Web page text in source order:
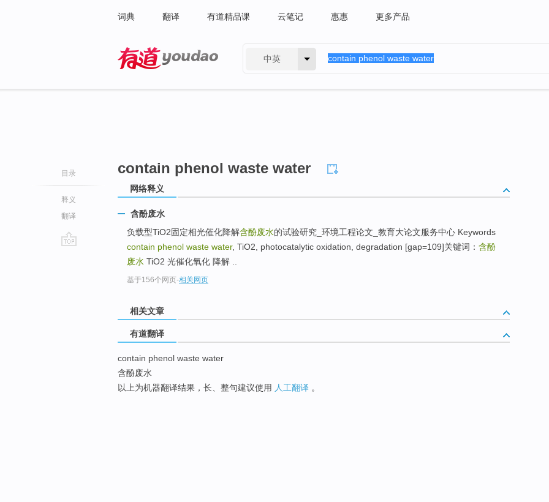
词典 翻译 有道精品课 云笔记 惠惠 更多产品
中英
目录
释义
翻译
contain phenol waste water
网络释义
含酚废水
负载型TiO2固定相光催化降解含酚废水的试验研究_环境工程论文_教育大论文服务中心 Keywords
contain phenol waste water, TiO2, photocatalytic oxidation, degradation [gap=109]关键词： 含酚
废水 TiO2 光催化氧化 降解 ..
基于156个网页-相关网页
相关文章
有道翻译
contain phenol waste water
含酚废水
以上为机器翻译结果，长、整句建议使用 人工翻译 。